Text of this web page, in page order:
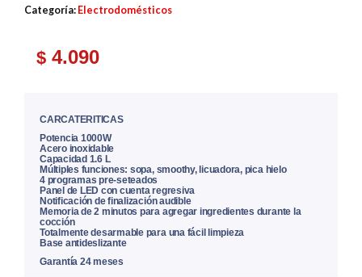
Categoría: Electrodomésticos
$ 4.090
CARCATERITICAS
Potencia 1000W
Acero inoxidable
Capacidad 1.6 L
Múltiples funciones: sopa, smoothy, licuadora, pica hielo
4 programas pre-seteados
Panel de LED con cuenta regresiva
Notificación de finalización audible
Memoria de 2 minutos para agregar ingredientes durante la
cocción
Totalmente desarmable para una fácil limpieza
Base antideslizante
Garantía 24 meses